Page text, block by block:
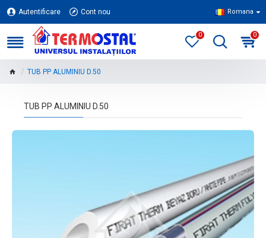
Autentificare Cont nou Romana
0 0
TUB PP ALUMINIU D.50
TUB PP ALUMINIU D.50